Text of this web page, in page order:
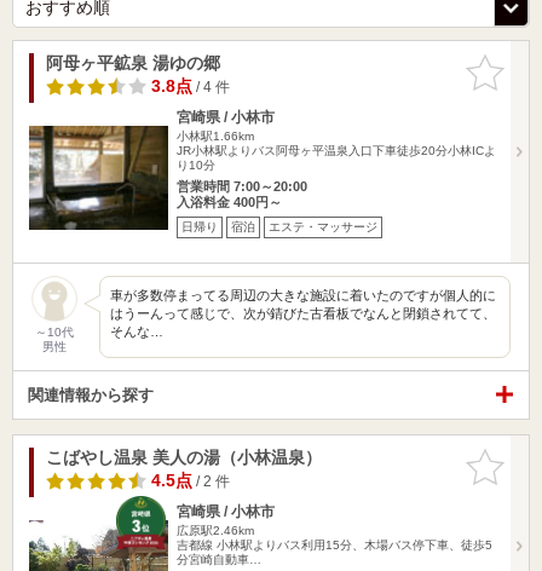
お気に入
りに追加
阿母ヶ平鉱泉 湯ゆの郷
3.8点/ 4 件
宮崎県 / 小林市
小林駅1.66km
JR小林駅よりバス阿母ヶ平温泉入口下車徒歩20分小林ICよ
り10分
営業時間 7:00～20:00
入浴料金 400円～
日帰り 宿泊 エステ・マッサージ
～10代
男性
車が多数停まってる周辺の大きな施設に着いたのですが個人的に
はうーんって感じで、次が錆びた古看板でなんと閉鎖されてて、
そんな…
関連情報から探す
お気に入
りに追加
こばやし温泉 美人の湯（小林温泉）
4.5点/ 2 件
宮崎県 / 小林市
広原駅2.46km
吉都線 小林駅よりバス利用15分、木場バス停下車、徒歩5
分宮崎自動車…